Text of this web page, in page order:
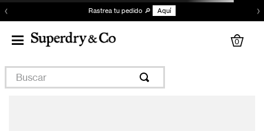
‹ Rastrea tu pedido 🔎 Aquí ›
0
Buscar